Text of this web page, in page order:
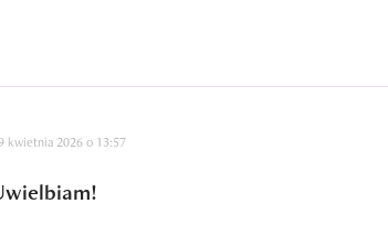
kwietnia 2026 o 13:57